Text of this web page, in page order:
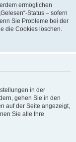
ermöglichen
Status – sofern
Sie Probleme bei der
die Cookies löschen.
in der
gehen Sie in den
auf der Seite angezeigt,
Sie alle Ihre